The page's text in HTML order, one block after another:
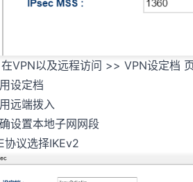
VPN以及远程访问 >> VPN设定档
设定档
远端拨入
设置本地子网网段
协议选择IKEv2